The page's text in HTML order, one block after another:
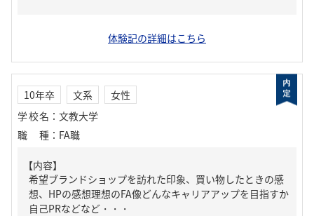
体験記の詳細はこちら
10年卒 文系
女性
学校名 ： 文教大学
職種 ： FA職
【内容】
希望ブランドショップを訪れた印象、買い物したときの感
想、HPの感想理想のFA像どんなキャリアアップを目指すか
自己PRなどなど・・・